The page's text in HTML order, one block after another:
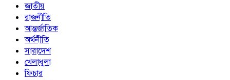
জাতীয়
রাজনীতি
আন্তর্জাতিক
অর্থনীতি
সারাদেশ
খেলাধুলা
ফিচার